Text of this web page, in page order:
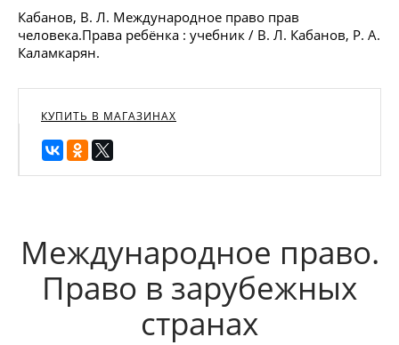
Кабанов, В. Л. Международное право прав
человека.Права ребёнка : учебник / В. Л. Кабанов, Р. А.
Каламкарян.
КУПИТЬ В МАГАЗИНАХ
Международное право.
Право в зарубежных
странах